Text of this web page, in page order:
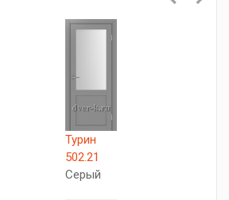
Турин
502.21
Серый